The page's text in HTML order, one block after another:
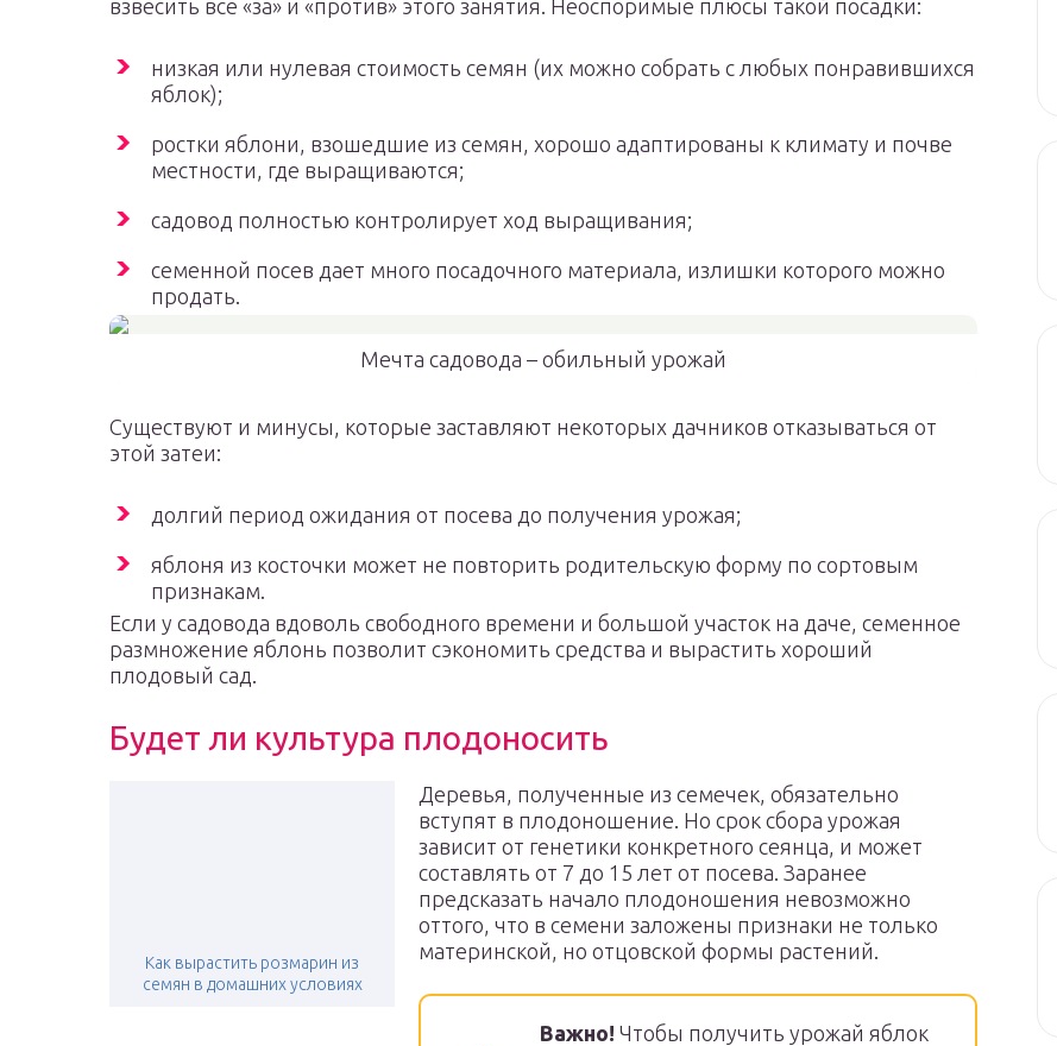
взвесить все «за» и «против» этого занятия. Неоспоримые плюсы такой посадки:
низкая или нулевая стоимость семян (их можно собрать с любых понравившихся
яблок);
ростки яблони, взошедшие из семян, хорошо адаптированы к климату и почве
местности, где выращиваются;
садовод полностью контролирует ход выращивания;
семенной посев дает много посадочного материала, излишки которого можно
продать.
Мечта садовода – обильный урожай
Существуют и минусы, которые заставляют некоторых дачников отказываться от
этой затеи:
долгий период ожидания от посева до получения урожая;
яблоня из косточки может не повторить родительскую форму по сортовым
признакам.
Если у садовода вдоволь свободного времени и большой участок на даче, семенное
размножение яблонь позволит сэкономить средства и вырастить хороший
плодовый сад.
Будет ли культура плодоносить
Как вырастить розмарин из
семян в домашних условиях
Деревья, полученные из семечек, обязательно
вступят в плодоношение. Но срок сбора урожая
зависит от генетики конкретного сеянца, и может
составлять от 7 до 15 лет от посева. Заранее
предсказать начало плодоношения невозможно
оттого, что в семени заложены признаки не только
материнской, но отцовской формы растений.
Важно! Чтобы получить урожай яблок